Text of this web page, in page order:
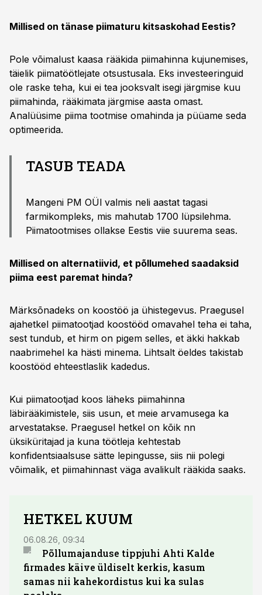
Millised on tänase piimaturu kitsaskohad Eestis?
Pole võimalust kaasa rääkida piimahinna kujunemises,
täielik piimatöötlejate otsustusala. Eks investeeringuid
ole raske teha, kui ei tea jooksvalt isegi järgmise kuu
piimahinda, rääkimata järgmise aasta omast.
Analüüsime piima tootmise omahinda ja püüame seda
optimeerida.
TASUB TEADA
Mangeni PM OÜl valmis neli aastat tagasi
farmikompleks, mis mahutab 1700 lüpsilehma.
Piimatootmises ollakse Eestis viie suurema seas.
Millised on alternatiivid, et põllumehed saadaksid
piima eest paremat hinda?
Märksõnadeks on koostöö ja ühistegevus. Praegusel
ajahetkel piimatootjad koostööd omavahel teha ei taha,
sest tundub, et hirm on pigem selles, et äkki hakkab
naabrimehel ka hästi minema. Lihtsalt öeldes takistab
koostööd ehteestlaslik kadedus.
Kui piimatootjad koos läheks piimahinna
läbirääkimistele, siis usun, et meie arvamusega ka
arvestatakse. Praegusel hetkel on kõik nn
üksiküritajad ja kuna töötleja kehtestab
konfidentsiaalsuse sätte lepingusse, siis nii polegi
võimalik, et piimahinnast väga avalikult rääkida saaks.
HETKEL KUUM
06.08.26, 09:34
Põllumajanduse tippjuhi Ahti Kalde
firmades käive üldiselt kerkis, kasum
samas nii kahekordistus kui ka sulas